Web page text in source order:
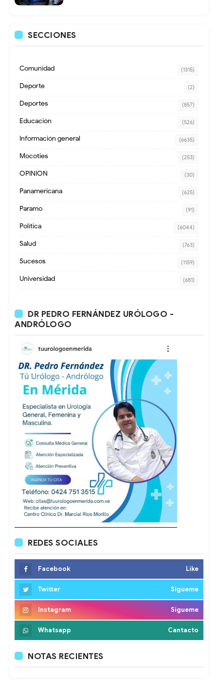
SECCIONES
Comunidad (1315)
Deporte (2)
Deportes (857)
Educación (526)
Información general (6635)
Mocoties (253)
OPINION (30)
Panamericana (625)
Paramo (91)
Política (6044)
Salud (763)
Sucesos (1159)
Universidad (681)
DR PEDRO FERNÁNDEZ URÓLOGO -
ANDRÓLOGO
REDES SOCIALES
Facebook Like
Twitter Sigueme
Instagram Sigueme
Whatsapp Cantacto
NOTAS RECIENTES